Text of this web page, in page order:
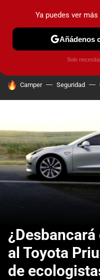
PRUEBAS COCHES
HOY SE HABLA DE
Camper Seguridad
al Toyota
de
Ya puedes ver
Añádenos
Solo